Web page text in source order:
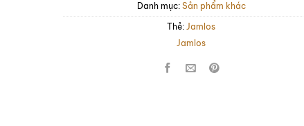
Danh mục: Sản phẩm khác
Thẻ:Jamlos
Jamlos